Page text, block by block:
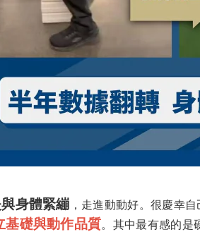
身體緊繃 ，走進動動好。很慶幸自
基礎與動作品質。其中最有感的是